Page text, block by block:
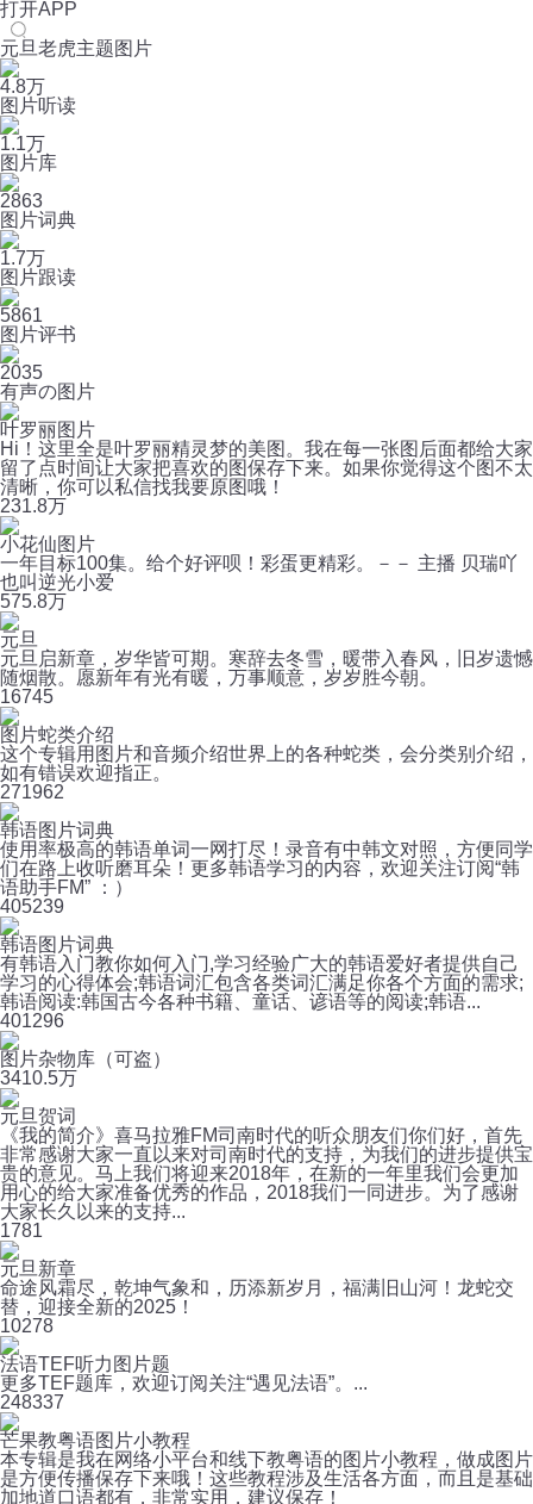
打开APP
元旦老虎主题图片
4.8万
图片听读
1.1万
图片库
2863
图片词典
1.7万
图片跟读
5861
图片评书
2035
有声の图片
叶罗丽图片
Hi！这里全是叶罗丽精灵梦的美图。我在每一张图后面都给大家
留了点时间让大家把喜欢的图保存下来。如果你觉得这个图不太
清晰，你可以私信找我要原图哦！
231.8万
小花仙图片
一年目标100集。给个好评呗！彩蛋更精彩。－－ 主播 贝瑞吖
也叫逆光小爱
575.8万
元旦
元旦启新章，岁华皆可期。寒辞去冬雪，暖带入春风，旧岁遗憾
随烟散。愿新年有光有暖，万事顺意，岁岁胜今朝。
16745
图片蛇类介绍
这个专辑用图片和音频介绍世界上的各种蛇类，会分类别介绍，
如有错误欢迎指正。
271962
韩语图片词典
使用率极高的韩语单词一网打尽！录音有中韩文对照，方便同学
们在路上收听磨耳朵！更多韩语学习的内容，欢迎关注订阅“韩
语助手FM” ：）
405239
韩语图片词典
有韩语入门教你如何入门,学习经验广大的韩语爱好者提供自己
学习的心得体会;韩语词汇包含各类词汇满足你各个方面的需求;
韩语阅读:韩国古今各种书籍、童话、谚语等的阅读;韩语...
401296
图片杂物库（可盗）
3410.5万
元旦贺词
《我的简介》喜马拉雅FM司南时代的听众朋友们你们好，首先
非常感谢大家一直以来对司南时代的支持，为我们的进步提供宝
贵的意见。马上我们将迎来2018年，在新的一年里我们会更加
用心的给大家准备优秀的作品，2018我们一同进步。为了感谢
大家长久以来的支持...
1781
元旦新章
命途风霜尽，乾坤气象和，历添新岁月，福满旧山河！龙蛇交
替，迎接全新的2025！
10278
法语TEF听力图片题
更多TEF题库，欢迎订阅关注“遇见法语”。...
248337
芒果教粤语图片小教程
本专辑是我在网络小平台和线下教粤语的图片小教程，做成图片
是方便传播保存下来哦！这些教程涉及生活各方面，而且是基础
加地道口语都有，非常实用，建议保存！